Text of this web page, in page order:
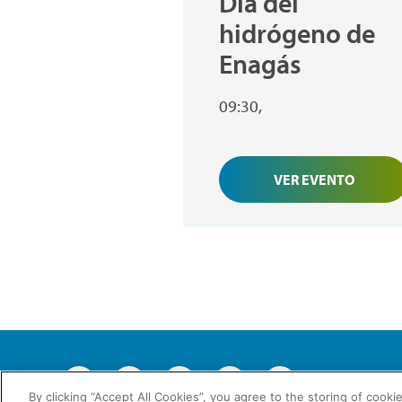
hidrógeno de
Enagás
09:30,
VER EVENTO
By clicking “Accept All Cookies”, you agree to the storing of